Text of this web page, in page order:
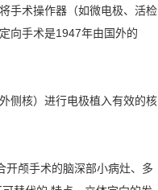
手术操作器（如微电极、活检
向手术是1947年由国外的
侧核）进行电极植入有效的核
开颅手术的脑深部小病灶、多